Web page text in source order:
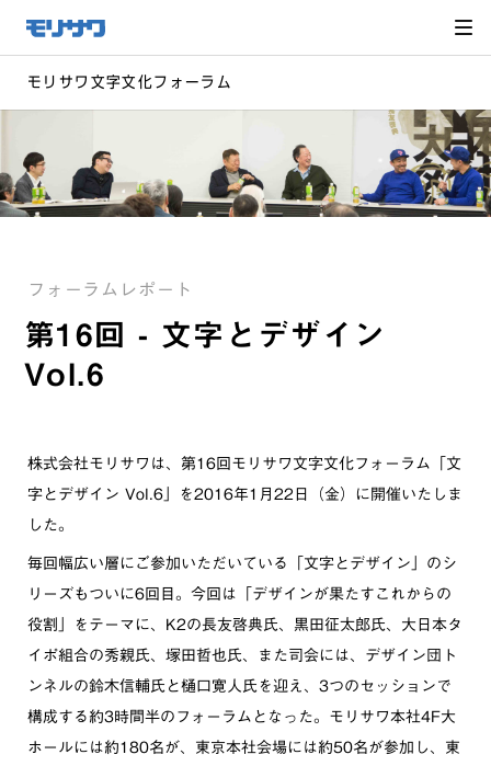
メ
ニュー
飛ばし
へ移動
モリサワ文字文化フォーラム
フォーラムレポート
第16回 - 文字とデザイン
Vol.6
株式会社モリサワは、第16回モリサワ文字文化フォーラム「文
字とデザイン Vol.6」を2016年1月22日（金）に開催いたしま
した。
毎回幅広い層にご参加いただいている「文字とデザイン」のシ
リーズもついに6回目。今回は「デザインが果たすこれからの
役割」をテーマに、K2の長友啓典氏、黒田征太郎氏、大日本タ
イポ組合の秀親氏、塚田哲也氏、また司会には、デザイン団ト
ンネルの鈴木信輔氏と樋口寛人氏を迎え、3つのセッションで
構成する約3時間半のフォーラムとなった。モリサワ本社4F大
ホールには約180名が、東京本社会場には約50名が参加し、東